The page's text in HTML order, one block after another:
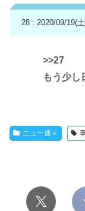
28 : 2020/09/19(
>>27
もう少し
ニュー速＋